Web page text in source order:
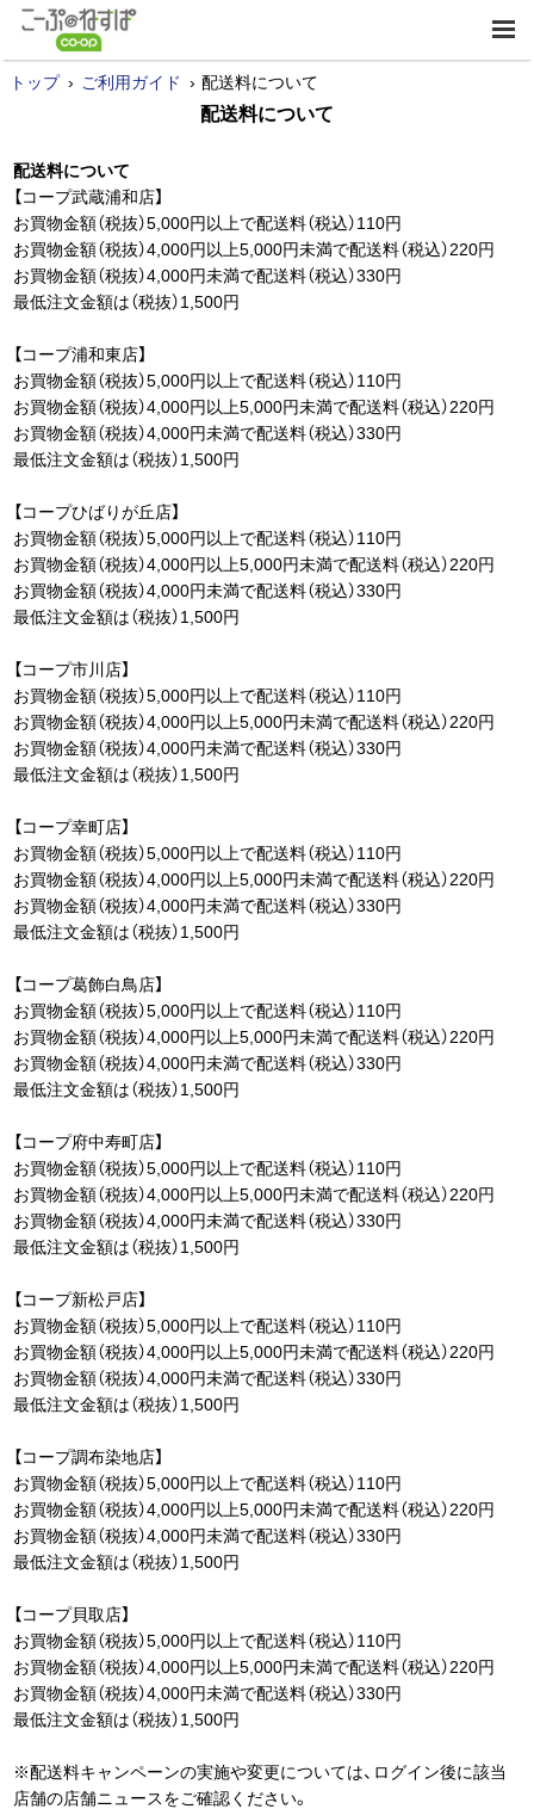
トップ ご利用ガイド 配送料について
配送料について
配送料について
【コープ武蔵浦和店】
お買物金額（税抜）5,000円以上で配送料（税込）110円
お買物金額（税抜）4,000円以上5,000円未満で配送料（税込）220円
お買物金額（税抜）4,000円未満で配送料（税込）330円
最低注文金額は（税抜）1,500円
【コープ浦和東店】
お買物金額（税抜）5,000円以上で配送料（税込）110円
お買物金額（税抜）4,000円以上5,000円未満で配送料（税込）220円
お買物金額（税抜）4,000円未満で配送料（税込）330円
最低注文金額は（税抜）1,500円
【コープひばりが丘店】
お買物金額（税抜）5,000円以上で配送料（税込）110円
お買物金額（税抜）4,000円以上5,000円未満で配送料（税込）220円
お買物金額（税抜）4,000円未満で配送料（税込）330円
最低注文金額は（税抜）1,500円
【コープ市川店】
お買物金額（税抜）5,000円以上で配送料（税込）110円
お買物金額（税抜）4,000円以上5,000円未満で配送料（税込）220円
お買物金額（税抜）4,000円未満で配送料（税込）330円
最低注文金額は（税抜）1,500円
【コープ幸町店】
お買物金額（税抜）5,000円以上で配送料（税込）110円
お買物金額（税抜）4,000円以上5,000円未満で配送料（税込）220円
お買物金額（税抜）4,000円未満で配送料（税込）330円
最低注文金額は（税抜）1,500円
【コープ葛飾白鳥店】
お買物金額（税抜）5,000円以上で配送料（税込）110円
お買物金額（税抜）4,000円以上5,000円未満で配送料（税込）220円
お買物金額（税抜）4,000円未満で配送料（税込）330円
最低注文金額は（税抜）1,500円
【コープ府中寿町店】
お買物金額（税抜）5,000円以上で配送料（税込）110円
お買物金額（税抜）4,000円以上5,000円未満で配送料（税込）220円
お買物金額（税抜）4,000円未満で配送料（税込）330円
最低注文金額は（税抜）1,500円
【コープ新松戸店】
お買物金額（税抜）5,000円以上で配送料（税込）110円
お買物金額（税抜）4,000円以上5,000円未満で配送料（税込）220円
お買物金額（税抜）4,000円未満で配送料（税込）330円
最低注文金額は（税抜）1,500円
【コープ調布染地店】
お買物金額（税抜）5,000円以上で配送料（税込）110円
お買物金額（税抜）4,000円以上5,000円未満で配送料（税込）220円
お買物金額（税抜）4,000円未満で配送料（税込）330円
最低注文金額は（税抜）1,500円
【コープ貝取店】
お買物金額（税抜）5,000円以上で配送料（税込）110円
お買物金額（税抜）4,000円以上5,000円未満で配送料（税込）220円
お買物金額（税抜）4,000円未満で配送料（税込）330円
最低注文金額は（税抜）1,500円
※配送料キャンペーンの実施や変更については、ログイン後に該当
店舗の店舗ニュースをご確認ください。